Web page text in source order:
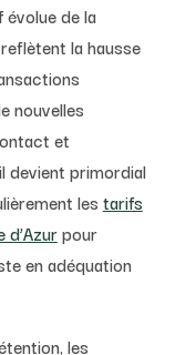
de la
la hausse
nouvelles
et
devient primordial
les tarifs
pour
en adéquation
les